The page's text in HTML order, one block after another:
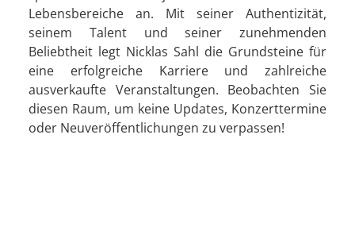
Lebensbereiche an. Mit seiner Authentizität,
seinem Talent und seiner zunehmenden
Beliebtheit legt Nicklas Sahl die Grundsteine für
eine erfolgreiche Karriere und zahlreiche
ausverkaufte Veranstaltungen. Beobachten Sie
diesen Raum, um keine Updates, Konzerttermine
oder Neuveröffentlichungen zu verpassen!